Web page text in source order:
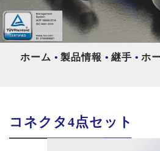
ホーム 製品情報 継手
ホ
コネクタ4点セット